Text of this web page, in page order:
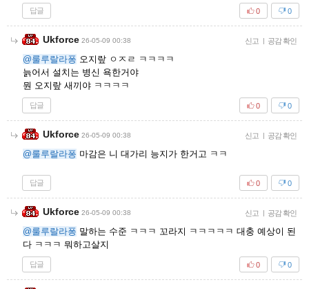
답글 0
0
Ukforce 26-05-09 00:38 신고 | 공감 확인
@룰루랄라퐁 오지랖 ㅇㅈㄹ ㅋㅋㅋㅋ
늙어서 설치는 병신 욕한거야
뭔 오지랖 새끼야 ㅋㅋㅋㅋ
답글 0
0
Ukforce 26-05-09 00:38 신고 | 공감 확인
@룰루랄라퐁 마감은 니 대가리 능지가 한거고 ㅋㅋ
답글 0
0
Ukforce 26-05-09 00:38 신고 | 공감 확인
@룰루랄라퐁 말하는 수준 ㅋㅋㅋ 꼬라지 ㅋㅋㅋㅋㅋ 대충 예상이 된
다 ㅋㅋㅋ 뭐하고살지
답글 0
0